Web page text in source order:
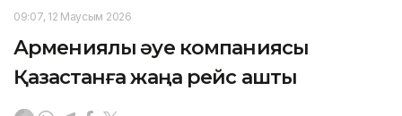
09:07, 12 Маусым 2026
Армениялық әуе компаниясы
Қазақстанға жаңа рейс ашты